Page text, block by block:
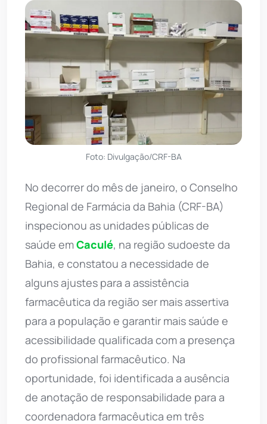
Foto: Divulgação/CRF-BA
No decorrer do mês de janeiro, o Conselho
Regional de Farmácia da Bahia (CRF-BA)
inspecionou as unidades públicas de
saúde emCaculé, na região sudoeste da
Bahia, e constatou a necessidade de
alguns ajustes para a assistência
farmacêutica da região ser mais assertiva
para a população e garantir mais saúde e
acessibilidade qualificada com a presença
do profissional farmacêutico. Na
oportunidade, foi identificada a ausência
de anotação de responsabilidade para a
coordenadora farmacêutica em três